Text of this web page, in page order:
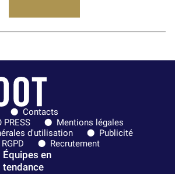
Contacts
PRESS
Mentions légales
d'utilisation
Publicité
Recrutement
Équipes en
tendance